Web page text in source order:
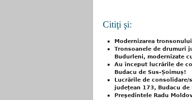
Citiţi şi:
Modernizarea
Tronsoanele de drumuri
Budurleni, modernizate
Au început lucrările de
Budacu de Sus-Șoimuș!
Lucrările de
județean 173, Budacu
Preşedintele Radu